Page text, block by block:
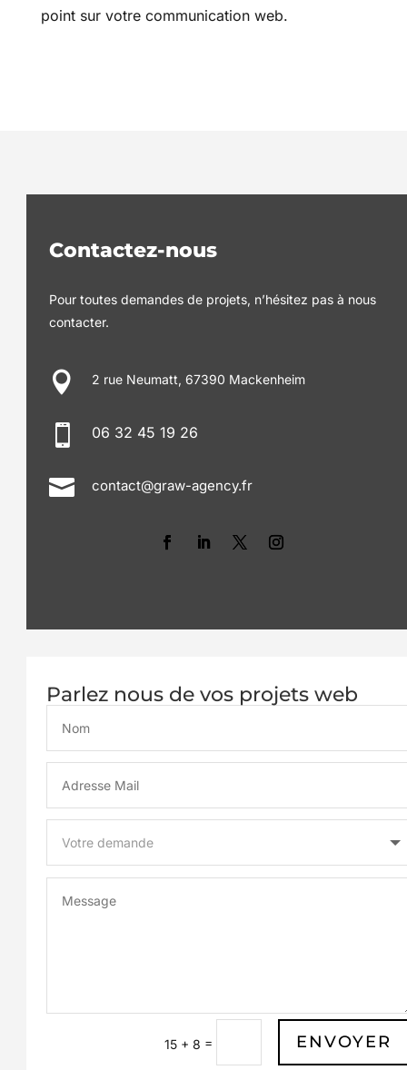
point sur votre communication web.
Contactez-nous
Pour toutes demandes de projets, n’hésitez pas à nous
contacter.
 2 rue Neumatt, 67390 Mackenheim
 06 32 45 19 26
 contact@graw-agency.fr
Parlez nous de vos projets web
15 + 8 = ENVOYER